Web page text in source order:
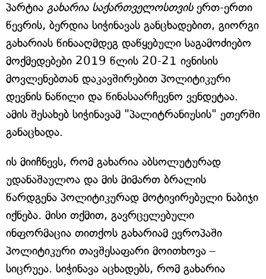
პარტია გახარია საქართველოსთვისერთ-ერთი
წევრის, ბერდია სიჭინავას განცხადებით, გიორგი
გახარიას წინააღმდეგ დაწყებული საგამოძიებო
მოქმედებები 2019 წლის 20-21 ივნისის
მოვლენებთან დაკავშირებით პოლიტიკური
დევნის ნაწილი და წინასაარჩევნო ვენდეტაა.
ამის შესახებ სიჭინავამ "პალიტრანიუსის" ეთერში
განაცხადა.
ის მიიჩნევს, რომ გახარია აბსოლუტურად
უდანაშაულოა და მის მიმართ ბრალის
წარდგენა პოლიტიკურად მოტივირებული ნაბიჯი
იქნება. მისი თქმით, გავრცელებული
ინფორმაცია თითქოს გახარიამ ევროპაში
პოლიტიკური თავშესაფარი მოითხოვა –
სიცრუეა. სიჭინავა აცხადებს, რომ გახარია